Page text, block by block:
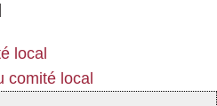
local
comité local